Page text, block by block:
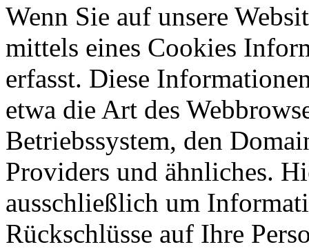
Wenn Sie auf unsere
mittels eines Cookies
erfasst. Diese
etwa die Art des
Betriebssystem, den
Providers und ähnliches.
ausschließlich um
Rückschlüsse auf Ihre